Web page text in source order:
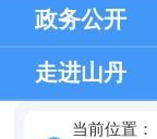
政务公开
走进山丹
当前位置：